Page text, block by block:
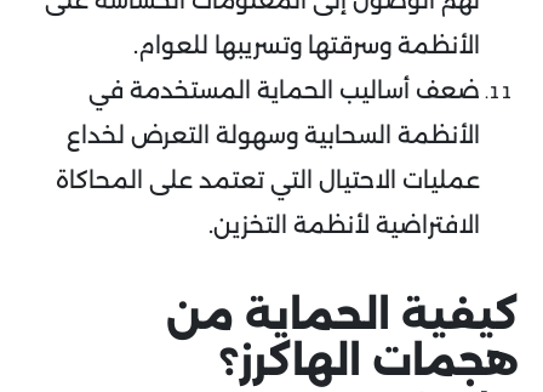
الأنظمة وسرقتها وتسريبها للعوام.
ضعف أساليب الحماية المستخدمة في
الأنظمة السحابية وسهولة التعرض لخداع
عمليات الاحتيال التي تعتمد على المحاكاة
الافتراضية لأنظمة التخزين.
كيفية الحماية من
هجمات الهاكرز؟